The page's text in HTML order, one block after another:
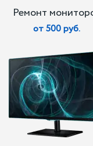
Ремонт
от 500 руб.